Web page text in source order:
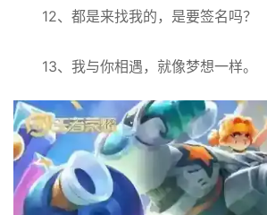
12、都是来找我的，是要签名吗？
13、我与你相遇，就像梦想一样。